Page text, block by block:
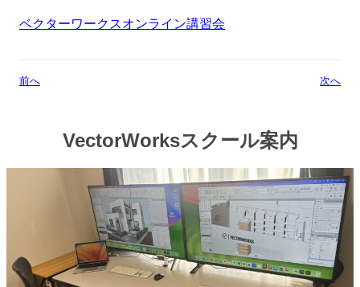
ベクターワークスオンライン講習会
前へ 次へ
VectorWorksスクール案内